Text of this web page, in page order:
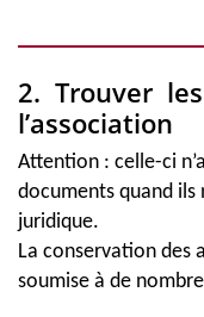
2. Trouver
l’association
Attention : celle-ci
documents quand ils
juridique.
La conservation des
soumise à de